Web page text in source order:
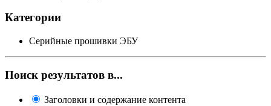
Категории
Серийные прошивки ЭБУ
Поиск результатов в...
Заголовки и содержание контента